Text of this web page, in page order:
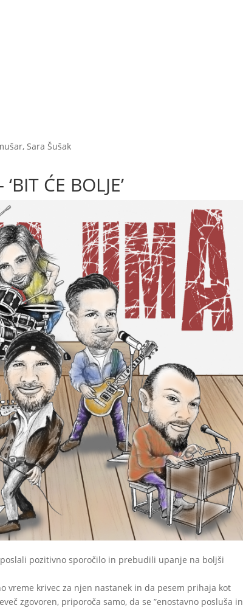
Sara Šušak
ĆE BOLJE’
pozitivno sporočilo in prebudili upanje na boljši
vreme krivec za njen nastanek in da pesem prihaja kot
zgovoren, priporoča samo, da se ”enostavno posluša in